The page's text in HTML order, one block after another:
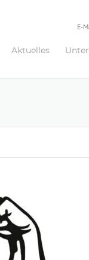
E-
Aktuelles